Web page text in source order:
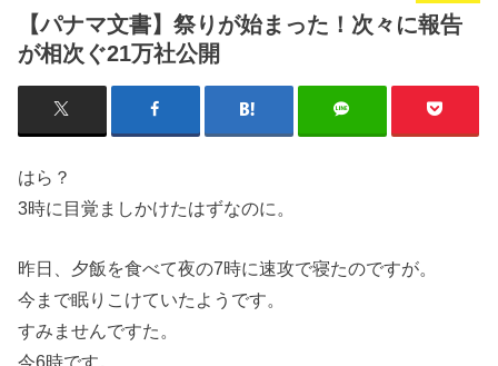
【パナマ文書】祭りが始まった！次々に報告
が相次ぐ21万社公開
はら？
3時に目覚ましかけたはずなのに。
昨日、夕飯を食べて夜の7時に速攻で寝たのですが。
今まで眠りこけていたようです。
すみませんですた。
今6時です。